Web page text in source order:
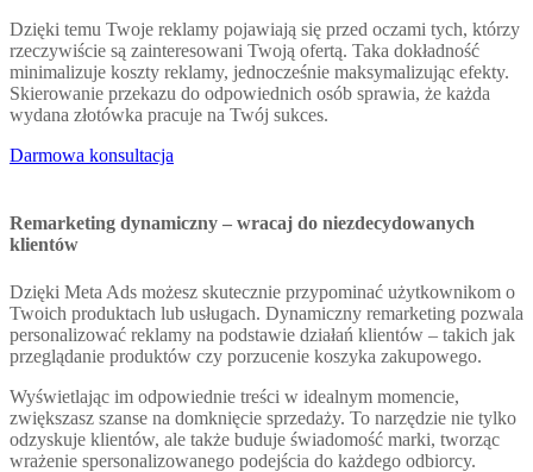
Dzięki temu Twoje reklamy pojawiają się przed oczami tych, którzy
rzeczywiście są zainteresowani Twoją ofertą. Taka dokładność
minimalizuje koszty reklamy, jednocześnie maksymalizując efekty.
Skierowanie przekazu do odpowiednich osób sprawia, że każda
wydana złotówka pracuje na Twój sukces.
Darmowa konsultacja
Remarketing dynamiczny – wracaj do niezdecydowanych
klientów
Dzięki Meta Ads możesz skutecznie przypominać użytkownikom o
Twoich produktach lub usługach. Dynamiczny remarketing pozwala
personalizować reklamy na podstawie działań klientów – takich jak
przeglądanie produktów czy porzucenie koszyka zakupowego.
Wyświetlając im odpowiednie treści w idealnym momencie,
zwiększasz szanse na domknięcie sprzedaży. To narzędzie nie tylko
odzyskuje klientów, ale także buduje świadomość marki, tworząc
wrażenie spersonalizowanego podejścia do każdego odbiorcy.